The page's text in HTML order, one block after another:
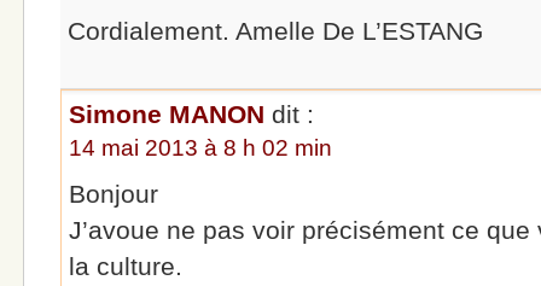
Cordialement. Amelle De L’ESTANG
Simone MANON dit :
14 mai 2013 à 8 h 02 min
Bonjour
J’avoue ne pas voir précisément ce
la culture.